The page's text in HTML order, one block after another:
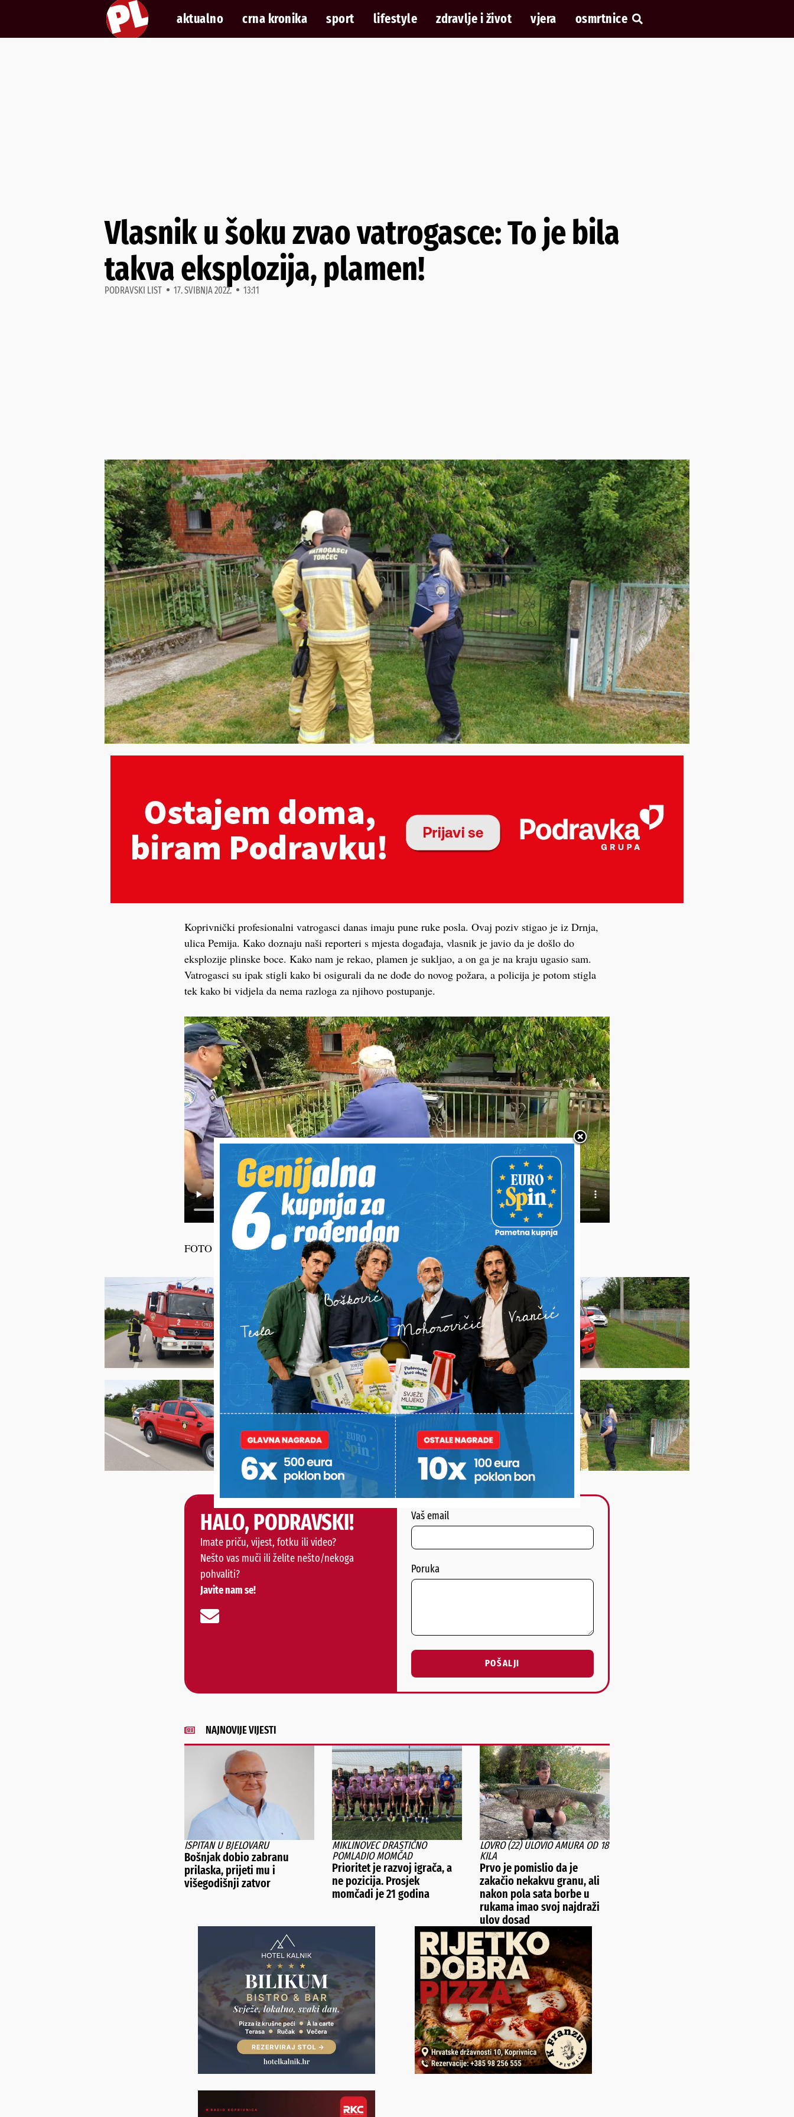
aktualno crna kronika sport lifestyle zdravlje i život vjera osmrtnice
Vlasnik u šoku zvao vatrogasce: To je bila
takva eksplozija, plamen!
PODRAVSKI LIST 17. SVIBNJA 2022. 13:11
Koprivnički profesionalni vatrogasci danas imaju pune ruke posla. Ovaj poziv stigao je iz Drnja,
ulica Pemija. Kako doznaju naši reporteri s mjesta događaja, vlasnik je javio da je došlo do
eksplozije plinske boce. Kako nam je rekao, plamen je sukljao, a on ga je na kraju ugasio sam.
Vatrogasci su ipak stigli kako bi osigurali da ne dođe do novog požara, a policija je potom stigla
tek kako bi vidjela da nema razloga za njihovo postupanje.
FOTO I VIDEO Karlo Eisenbeisser
HALO, PODRAVSKI!
Imate priču, vijest, fotku ili video?
Nešto vas muči ili želite nešto/nekoga
pohvaliti?
Javite nam se!
Vaš email
Poruka
POŠALJI
NAJNOVIJE VIJESTI
ISPITAN U BJELOVARU
Bošnjak dobio zabranu
prilaska, prijeti mu i
višegodišnji zatvor
MIKLINOVEC DRASTIČNO
POMLADIO MOMČAD
Prioritet je razvoj igrača, a
ne pozicija. Prosjek
momčadi je 21 godina
LOVRO (22) ULOVIO AMURA OD 18
KILA
Prvo je pomislio da je
zakačio nekakvu granu, ali
nakon pola sata borbe u
rukama imao svoj najdraži
ulov dosad